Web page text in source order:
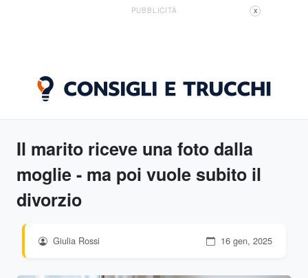
PUBBLICITÀ X
Il marito riceve una foto dalla
moglie - ma poi vuole subito il
divorzio
Giulia Rossi 16 gen, 2025